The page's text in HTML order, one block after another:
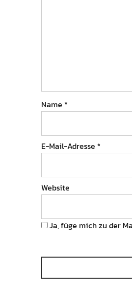
Name *
E-Mail-Adresse *
Website
Ja, füge mich zu der